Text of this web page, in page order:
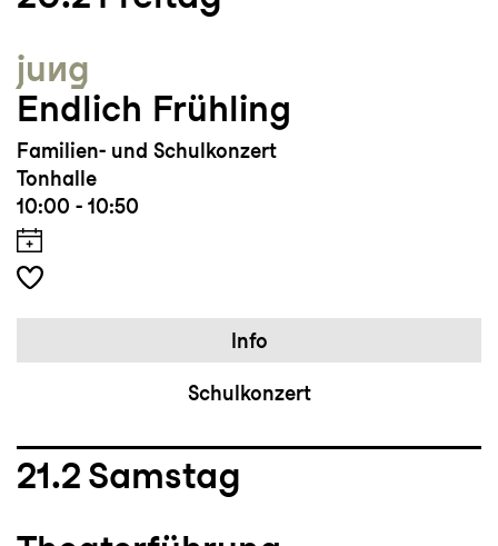
jung
Endlich Frühling
Familien- und Schulkonzert
Tonhalle
10:00 - 10:50
Info
Schulkonzert
21.2 Samstag